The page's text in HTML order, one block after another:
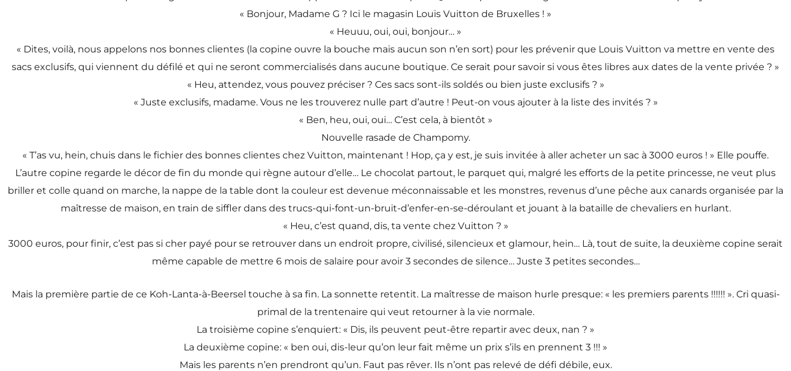
« Bonjour, Madame G ? Ici le magasin Louis Vuitton de Bruxelles ! »
« Heuuu, oui, oui, bonjour… »
« Dites, voilà, nous appelons nos bonnes clientes (la copine ouvre la bouche mais aucun son n’en sort) pour les prévenir que Louis Vuitton va mettre en vente des
sacs exclusifs, qui viennent du défilé et qui ne seront commercialisés dans aucune boutique. Ce serait pour savoir si vous êtes libres aux dates de la vente privée ? »
« Heu, attendez, vous pouvez préciser ? Ces sacs sont-ils soldés ou bien juste exclusifs ? »
« Juste exclusifs, madame. Vous ne les trouverez nulle part d’autre ! Peut-on vous ajouter à la liste des invités ? »
« Ben, heu, oui, oui… C’est cela, à bientôt »
Nouvelle rasade de Champomy.
« T’as vu, hein, chuis dans le fichier des bonnes clientes chez Vuitton, maintenant ! Hop, ça y est, je suis invitée à aller acheter un sac à 3000 euros ! » Elle pouffe.
L’autre copine regarde le décor de fin du monde qui règne autour d’elle… Le chocolat partout, le parquet qui, malgré les efforts de la petite princesse, ne veut plus
briller et colle quand on marche, la nappe de la table dont la couleur est devenue méconnaissable et les monstres, revenus d’une pêche aux canards organisée par la
maîtresse de maison, en train de siffler dans des trucs-qui-font-un-bruit-d’enfer-en-se-déroulant et jouant à la bataille de chevaliers en hurlant.
« Heu, c’est quand, dis, ta vente chez Vuitton ? »
3000 euros, pour finir, c’est pas si cher payé pour se retrouver dans un endroit propre, civilisé, silencieux et glamour, hein… Là, tout de suite, la deuxième copine serait
même capable de mettre 6 mois de salaire pour avoir 3 secondes de silence… Juste 3 petites secondes…
Mais la première partie de ce Koh-Lanta-à-Beersel touche à sa fin. La sonnette retentit. La maîtresse de maison hurle presque: « les premiers parents !!!!!! ». Cri quasi-
primal de la trentenaire qui veut retourner à la vie normale.
La troisième copine s’enquiert: « Dis, ils peuvent peut-être repartir avec deux, nan ? »
La deuxième copine: « ben oui, dis-leur qu’on leur fait même un prix s’ils en prennent 3 !!! »
Mais les parents n’en prendront qu’un. Faut pas rêver. Ils n’ont pas relevé de défi débile, eux.